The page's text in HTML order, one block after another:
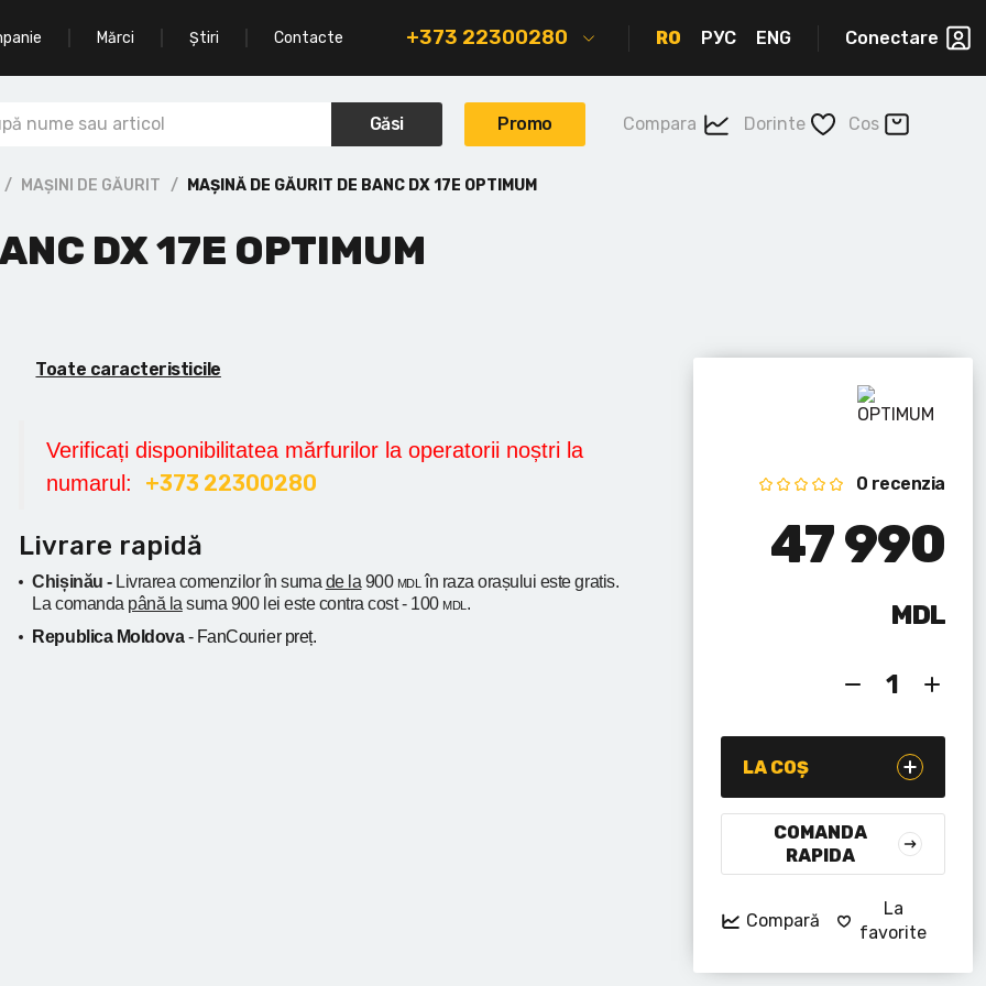
Mărci Știri Contacte +373 22300280 RO РУС ENG Conectare
Găsi Promo Compara Dorinte Cos
MAȘINI DE GĂURIT MAȘINĂ DE GĂURIT DE BANC DX 17E OPTIMUM
DX 17E OPTIMUM
Toate caracteristicile
Verificați disponibilitatea mărfurilor la operatorii noștri la
numarul: +373 22300280
Livrare rapidă
Chișinău - Livrarea comenzilor în suma de la 900 MDL în raza orașului este gratis.
La comanda până la suma 900 lei este contra cost - 100 MDL .
Republica Moldova- FanCourier preț.
0 recenzia
47 990
MDL
LA COȘ
COMANDA
RAPIDA
Compară
La
favorite